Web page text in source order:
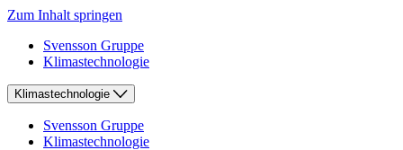
Zum Inhalt springen
Svensson Gruppe
Klimastechnologie
Klimastechnologie
Svensson Gruppe
Klimastechnologie